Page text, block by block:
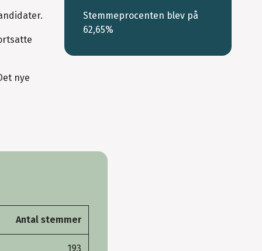
nye
Stemmeprocenten blev på
62,65%
Antal stemmer
193